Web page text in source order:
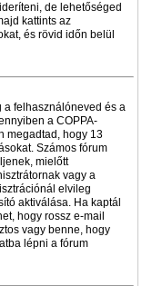
de lehetőséged
kattints az
és rövid időn belül
a felhasználóneved és a
a COPPA-
megadtad, hogy 13
Számos fórum
mielőtt
vagy a
elvileg
aktiválása. Ha kaptál
hogy rossz e-mail
vagy benne, hogy
lépni a fórum